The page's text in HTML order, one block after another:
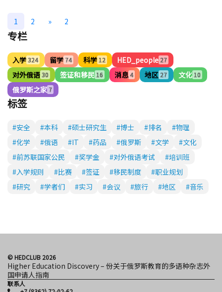
1 2 » 2
专栏
入学324 留学 74 科学 12 HED_people27
对外俄语30 签证和移民 16 消息4 地区 27 文化 10
俄罗斯之家 7
标签
#安全 #本科 #硕士研究生 #博士 #排名
#物理
#化学
#俄语 #IT #药品 #俄罗斯 #文学
#文化
#前苏联国家公民
#奖学金 #对外俄语考试
#培训班
#入学规则
#比赛 #签证 #移民制度
#职业规划
#研究
#学者们 #实习 #会议 #旅行 #地区 #音乐
© HEDCLUB 2026
Higher Education Discovery – 份关于俄罗斯教育的多语种杂志外
国申请人指南
联系人